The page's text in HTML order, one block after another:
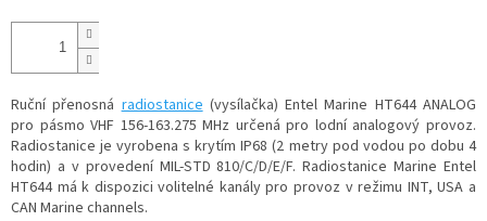
cena:
Ruční přenosnáradiostanice(vysílačka) Entel Marine HT644 ANALOG
pro pásmo VHF 156-163.275 MHz určená pro lodní analogový provoz.
Radiostanice je vyrobena s krytím IP68 (2 metry pod vodou po dobu 4
hodin) a v provedení MIL-STD 810/C/D/E/F. Radiostanice Marine Entel
HT644 má k dispozici volitelné kanály pro provoz v režimu INT, USA a
CAN Marine channels.